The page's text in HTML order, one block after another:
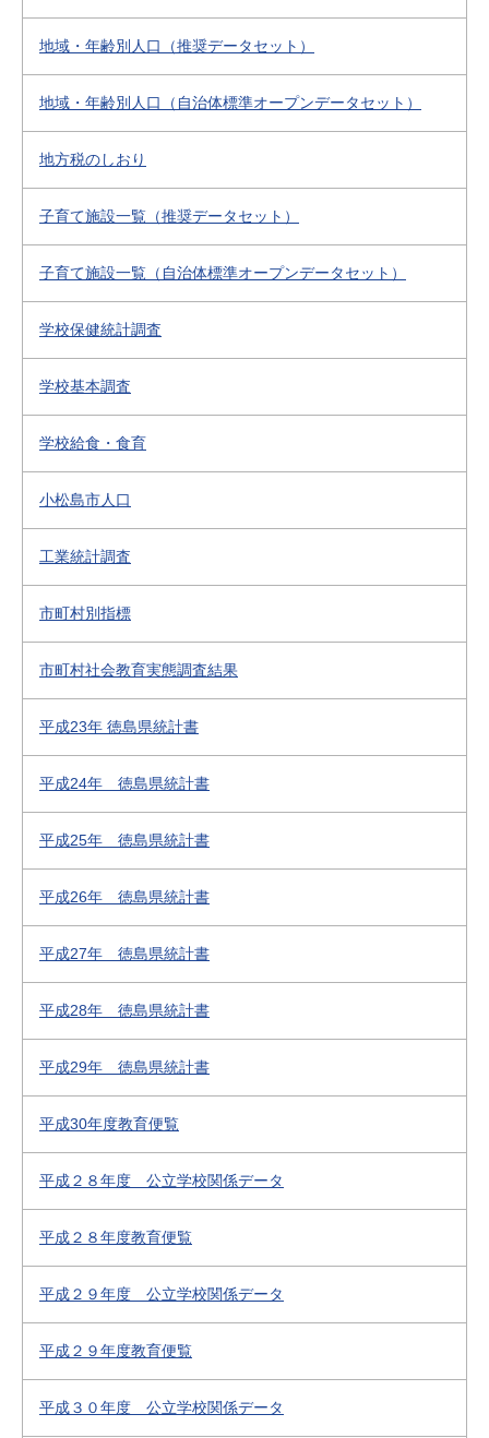
地域・年齢別人口（推奨データセット）
地域・年齢別人口（自治体標準オープンデータセット）
地方税のしおり
子育て施設一覧（推奨データセット）
子育て施設一覧（自治体標準オープンデータセット）
学校保健統計調査
学校基本調査
学校給食・食育
小松島市人口
工業統計調査
市町村別指標
市町村社会教育実態調査結果
平成23年 徳島県統計書
平成24年 徳島県統計書
平成25年 徳島県統計書
平成26年 徳島県統計書
平成27年 徳島県統計書
平成28年 徳島県統計書
平成29年 徳島県統計書
平成30年度教育便覧
平成２８年度 公立学校関係データ
平成２８年度教育便覧
平成２９年度 公立学校関係データ
平成２９年度教育便覧
平成３０年度 公立学校関係データ